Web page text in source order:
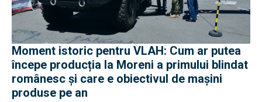
Moment istoric pentru VLAH: Cum ar putea
începe producția la Moreni a primului blindat
românesc și care e obiectivul de mașini
produse pe an